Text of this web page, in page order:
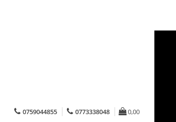
0759044855 0773338048 0,00